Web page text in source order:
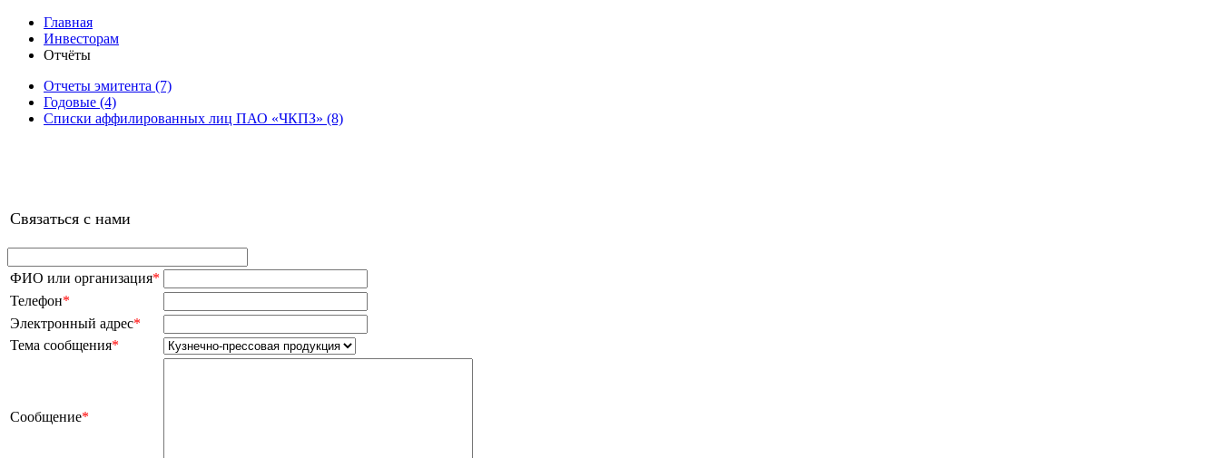
Главная
Инвесторам
Отчёты
Отчеты эмитента (7)
Годовые (4)
Списки аффилированных лиц ПАО «ЧКПЗ» (8)
Связаться с нами
ФИО или организация*
Телефон*
Электронный адрес*
Тема сообщения*
Сообщение*